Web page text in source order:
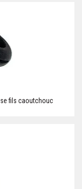
fils caoutchouc